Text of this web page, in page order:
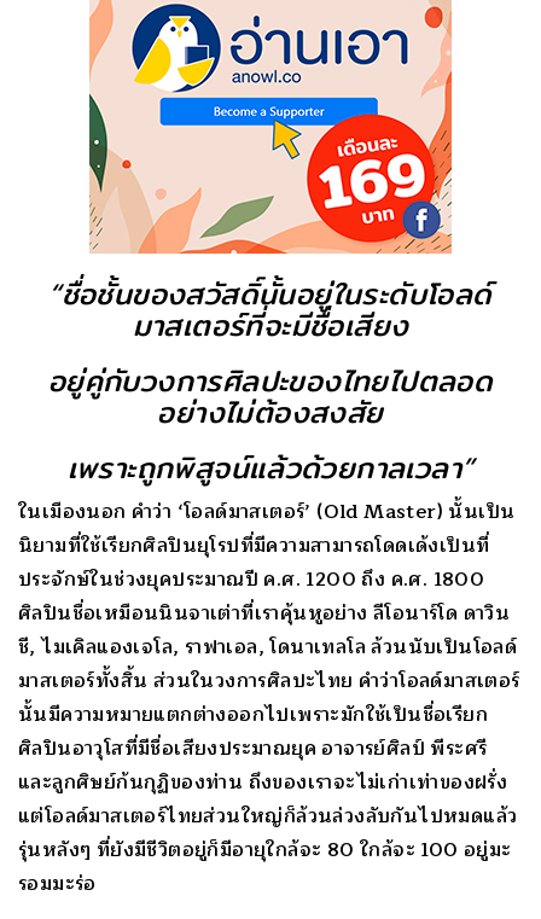
“ชื่อชั้นของสวัสดิ์นั้นอยู่ในระดับโอลด์
มาสเตอร์ที่จะมีชื่อเสียง
อยู่คู่กับวงการศิลปะของไทยไปตลอด
อย่างไม่ต้องสงสัย
เพราะถูกพิสูจน์แล้วด้วยกาลเวลา”
ในเมืองนอก คำว่า ‘โอลด์มาสเตอร์’ (Old Master) นั้นเป็น
นิยามที่ใช้เรียกศิลปินยุโรปที่มีความสามารถโดดเด้งเป็นที่
ประจักษ์ในช่วงยุคประมาณปี ค.ศ. 1200 ถึง ค.ศ. 1800
ศิลปินชื่อเหมือนนินจาเต่าที่เราคุ้นหูอย่าง ลีโอนาร์โด ดาวิน
ชี, ไมเคิลแองเจโล, ราฟาเอล, โดนาเทลโล ล้วนนับเป็นโอลด์
มาสเตอร์ทั้งสิ้น ส่วนในวงการศิลปะไทย คำว่าโอลด์มาสเตอร์
นั้นมีความหมายแตกต่างออกไปเพราะมักใช้เป็นชื่อเรียก
ศิลปินอาวุโสที่มีชื่อเสียงประมาณยุค อาจารย์ศิลป์ พีระศรี
และลูกศิษย์ก้นกุฏิของท่าน ถึงของเราจะไม่เก่าเท่าของฝรั่ง
แต่โอลด์มาสเตอร์ไทยส่วนใหญ่ก็ล้วนล่วงลับกันไปหมดแล้ว
รุ่นหลังๆ ที่ยังมีชีวิตอยู่ก็มีอายุใกล้จะ 80 ใกล้จะ 100 อยู่มะ
รอมมะร่อ